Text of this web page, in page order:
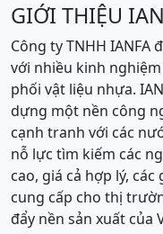
GIỚI THIỆU
Công ty TNHH IANFA
với nhiều kinh
phối vật liệu nhựa.
dựng một nền công
cạnh tranh với các
nỗ lực tìm kiếm các
cao, giá cả hợp lý,
cung cấp cho thị
đẩy nền sản xuất của